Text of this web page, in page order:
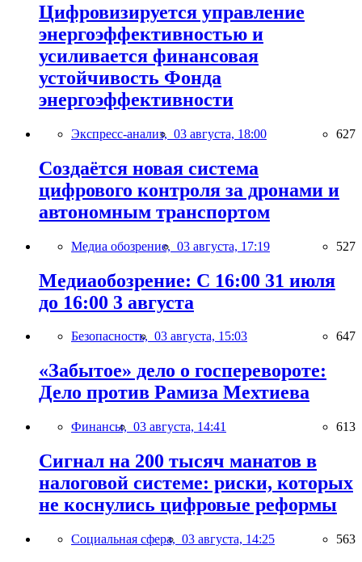
Цифровизируется управление
энергоэффективностью и
усиливается финансовая
устойчивость Фонда
энергоэффективности
Экспресс-анализ, 03 августа, 18:00 627
Создаётся новая система
цифрового контроля за дронами и
автономным транспортом
Медиа обозрение, 03 августа, 17:19 527
Медиаобозрение: С 16:00 31 июля
до 16:00 3 августа
Безопасность, 03 августа, 15:03 647
«Забытое» дело о госперевороте:
Дело против Рамиза Мехтиева
Финансы, 03 августа, 14:41 613
Сигнал на 200 тысяч манатов в
налоговой системе: риски, которых
не коснулись цифровые реформы
Социальная сфера, 03 августа, 14:25 563